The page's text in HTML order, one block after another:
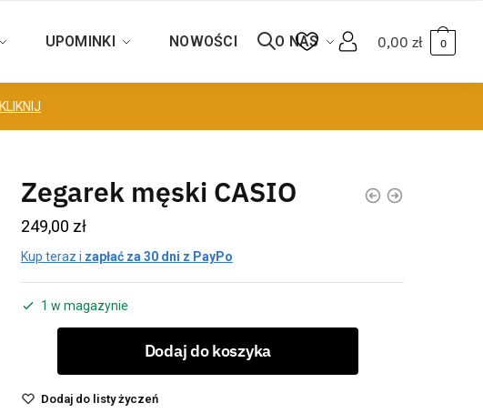
UPOMINKI NOWOŚCI O NAS 0,00 zł 0
KLIKNIJ
Zegarek męski CASIO
249,00 zł
Kup teraz i zapłać za 30 dni z PayPo
1 w magazynie
Dodaj do koszyka
Dodaj do listy życzeń